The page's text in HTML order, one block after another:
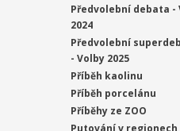
Předvolební debata -
2024
Předvolební
- Volby 2025
Příběh kaolinu
Příběh porcelánu
Příběhy ze ZOO